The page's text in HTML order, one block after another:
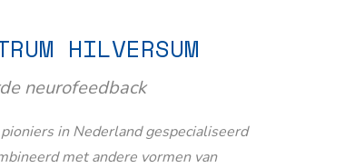
HILVERSUM
neurofeedback
in Nederland gespecialiseerd
met andere vormen van